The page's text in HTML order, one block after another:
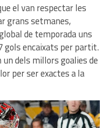
el van respectar les
grans setmanes,
de temporada uns
gols encaixats per partit.
un dels millors goalies de
per ser exactes a la